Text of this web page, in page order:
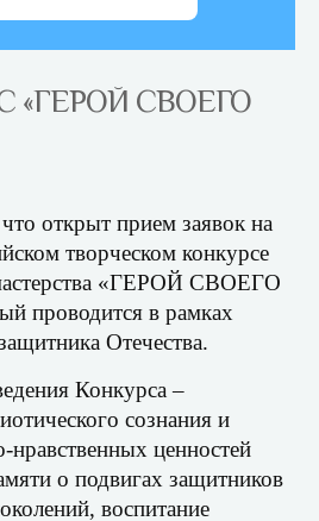
«ГЕРОЙ СВОЕГО
открыт прием заявок на
творческом конкурсе
«ГЕРОЙ СВОЕГО
проводится в рамках
Отечества.
Конкурса –
сознания и
нравственных ценностей
о подвигах защитников
воспитание